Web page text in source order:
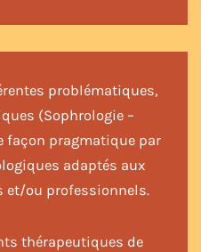
problématiques,
(Sophrologie –
façon pragmatique par
adaptés aux
et/ou professionnels.
thérapeutiques de